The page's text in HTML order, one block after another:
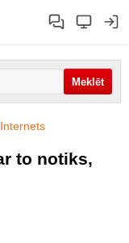
to notiks,